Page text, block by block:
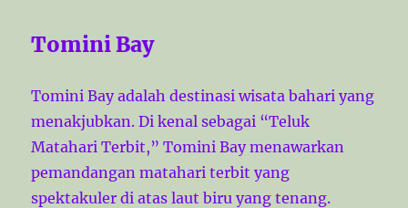
Tomini Bay
Tomini Bay adalah destinasi wisata bahari yang
menakjubkan. Di kenal sebagai “Teluk
Matahari Terbit,” Tomini Bay menawarkan
pemandangan matahari terbit yang
spektakuler di atas laut biru yang tenang.